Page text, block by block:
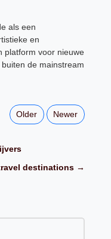
als een
en
platform voor nieuwe
de mainstream
Older Newer
destinations →